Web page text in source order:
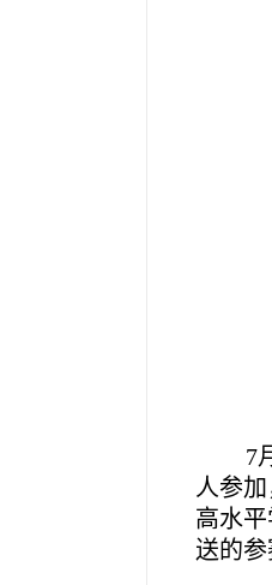
7
人参
高水
送的参